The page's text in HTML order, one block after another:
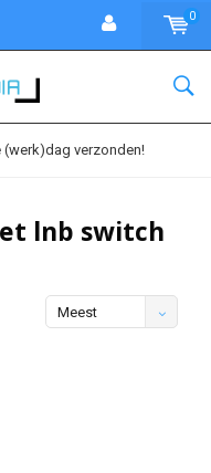
0
verzonden!
lnb switch
Meest